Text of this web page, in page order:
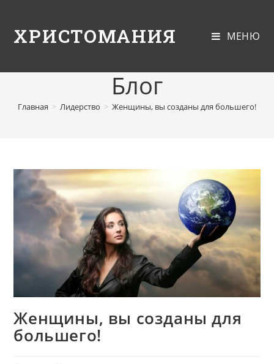
ХРИСТОМАНИЯ МЕНЮ
Блог
Главная > Лидерство > Женщины, вы созданы для большего!
Женщины, вы созданы для
большего!